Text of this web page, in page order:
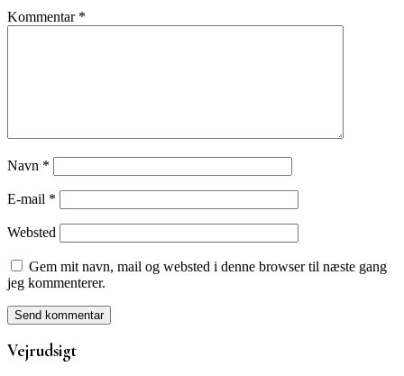
Kommentar *
Navn *
E-mail *
Websted
Gem mit navn, mail og websted i denne browser til næste gang
jeg kommenterer.
Vejrudsigt